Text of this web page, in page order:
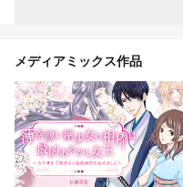
メディアミックス作品